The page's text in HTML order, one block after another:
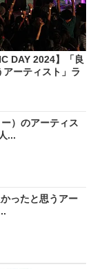
DAY 2024】「良
ーティスト」ラ
）のアーティス
...
ったと思うアー